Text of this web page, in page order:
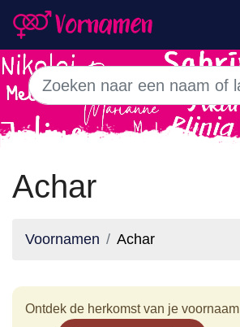
Achar
Voornamen Achar
Ontdek de herkomst van je voornaam